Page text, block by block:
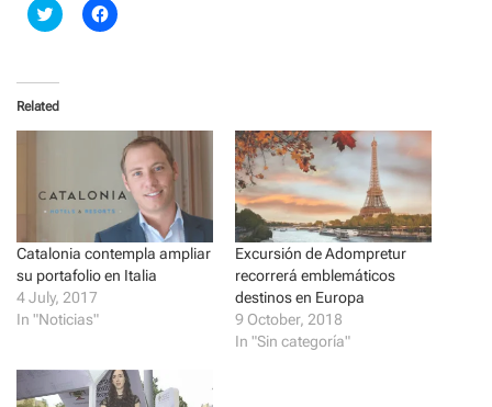
C
l
t
o
s
n
T
i
t
t
e
r
(
O
n
i
C
l
n
F
a
c
e
b
o
e
n
Related
Catalonia contempla ampliar
su portafolio en Italia
4 July, 2017
In "Noticias"
Excursión de Adompretur
recorrerá emblemáticos
destinos en Europa
9 October, 2018
In "Sin categoría"